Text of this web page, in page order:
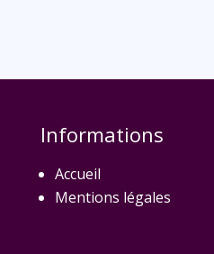
Informations
Accueil
Mentions légales